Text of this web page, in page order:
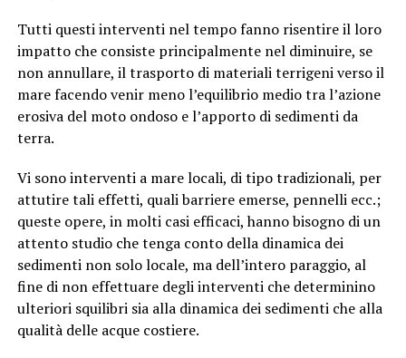
Tutti questi interventi nel tempo fanno risentire il loro
impatto che consiste principalmente nel diminuire, se
non annullare, il trasporto di materiali terrigeni verso il
mare facendo venir meno l’equilibrio medio tra l’azione
erosiva del moto ondoso e l’apporto di sedimenti da
terra.
Vi sono interventi a mare locali, di tipo tradizionali, per
attutire tali effetti, quali barriere emerse, pennelli ecc.;
queste opere, in molti casi efficaci, hanno bisogno di un
attento studio che tenga conto della dinamica dei
sedimenti non solo locale, ma dell’intero paraggio, al
fine di non effettuare degli interventi che determinino
ulteriori squilibri sia alla dinamica dei sedimenti che alla
qualità delle acque costiere.